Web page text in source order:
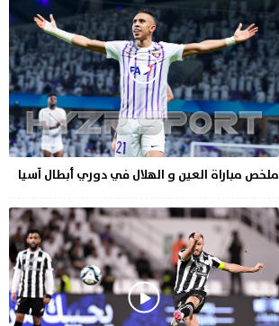
ملخص مباراة العين و الهلال في دوري أبطال آسيا